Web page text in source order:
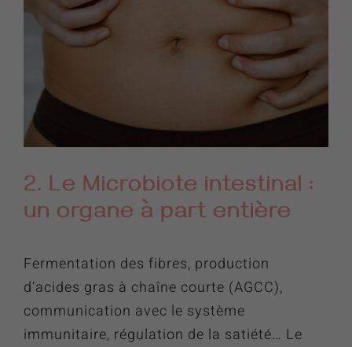
2. Le Microbiote intestinal :
un organe à part entière
Fermentation des fibres, production
d’acides gras à chaîne courte (AGCC),
communication avec le système
immunitaire, régulation de la satiété… Le